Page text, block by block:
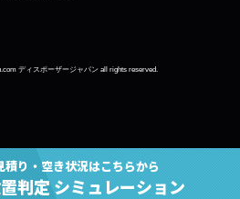
ディスポーザージャパン all rights reserved.
積り・空き状況はこちらから
判定 シミュレーション